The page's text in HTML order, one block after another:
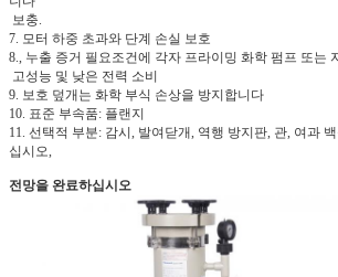
보충.
7. 모터 하중 초과와 단계 손실 보호
8., 누출 증거 필요조건에 각자 프라이밍 화학 펌프 또는
고성능 및 낮은 전력 소비
9. 보호 덮개는 화학 부식 손상을 방지합니다
10. 표준 부속품: 플랜지
11. 선택적 부분: 감시, 발여닫개, 역행 방지판, 관, 여과
십시오,
전망을 완료하십시오